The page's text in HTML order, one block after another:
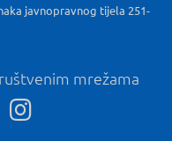
javnopravnog tijela 251-
mrežama